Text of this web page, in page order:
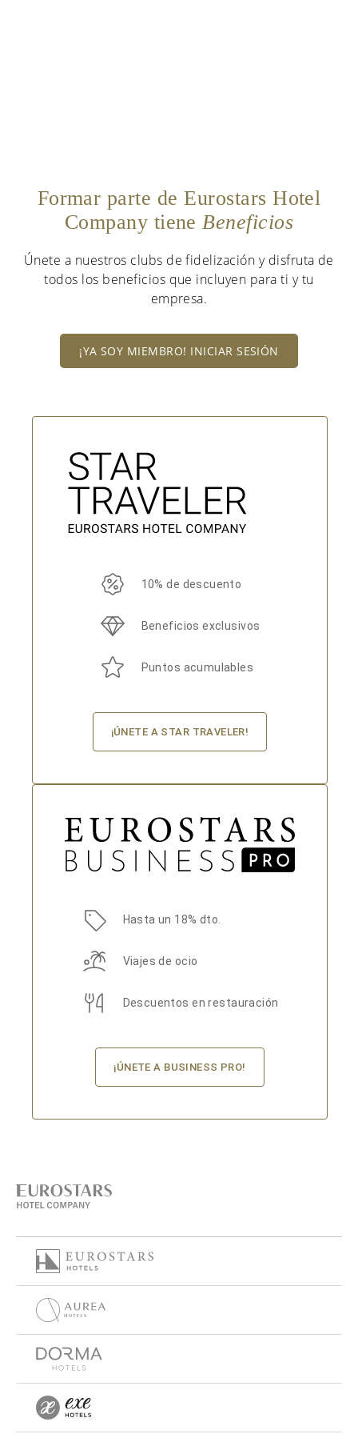
Formar parte de Eurostars Hotel
Company tieneBeneficios
Únete a nuestros clubs de fidelización y disfruta de
todos los beneficios que incluyen para ti y tu
empresa.
¡YA SOY MIEMBRO! INICIAR SESIÓN
10% de descuento
Beneficios exclusivos
Puntos acumulables
¡ÚNETE A STAR TRAVELER!
Hasta un 18% dto.
Viajes de ocio
Descuentos en restauración
¡ÚNETE A BUSINESS PRO!